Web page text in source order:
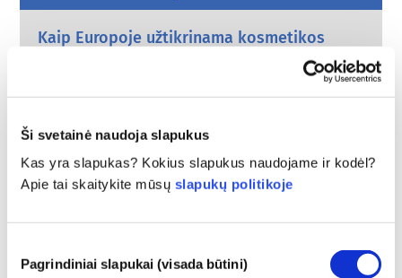
Ši svetainė naudoja slapukus
Kas yra slapukas? Kokius slapukus naudojame ir kodėl?
Apie tai skaitykite mūsų slapukų politikoje
pasirinkimas
Pagrindiniai slapukai (visada būtini)
Kaip Europoje užtikrinama kosmetikos
Griežtais įstatymais užtikrinama, kad Europos
Sąjungoje parduodama kosmetika ir asmens
naudoti. Įmonės, nacionalinės ir Europos
reguliavimo institucijos dalijasi atsakomybe už
kosmetikos gaminių saugą.
plačiau
Ką turėčiau žinoti apie endokrininę
sistemą ardančias medžiagas?
gaminiuose naudojamos sudedamosios dalys
medžiagos“, nes jos gali imituoti kai kurias
plačiau